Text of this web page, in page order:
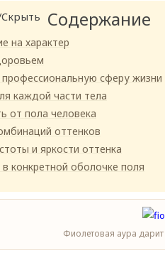
Содержание
на характер
сферу жизни
каждой части тела
от пола человека
оттенков
и яркости оттенка
конкретной оболочке поля
Фиолетовая аура